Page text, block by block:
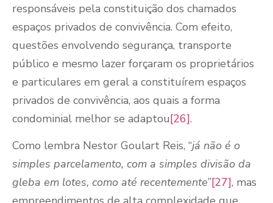
responsáveis pela constituição dos chamados
espaços privados de convivência. Com efeito,
questões envolvendo segurança, transporte
público e mesmo lazer forçaram os proprietários
e particulares em geral a constituírem espaços
privados de convivência, aos quais a forma
condominial melhor se adaptou[26].
Como lembra Nestor Goulart Reis, “já não é o
simples parcelamento, com a simples divisão da
gleba em lotes, como até recentemente”[27], mas